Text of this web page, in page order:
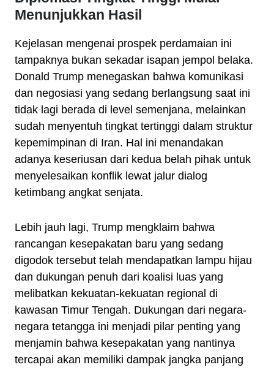
Menunjukkan Hasil
Kejelasan mengenai prospek perdamaian ini
tampaknya bukan sekadar isapan jempol belaka.
Donald Trump menegaskan bahwa komunikasi
dan negosiasi yang sedang berlangsung saat ini
tidak lagi berada di level semenjana, melainkan
sudah menyentuh tingkat tertinggi dalam struktur
kepemimpinan di Iran. Hal ini menandakan
adanya keseriusan dari kedua belah pihak untuk
menyelesaikan konflik lewat jalur dialog
ketimbang angkat senjata.
Lebih jauh lagi, Trump mengklaim bahwa
rancangan kesepakatan baru yang sedang
digodok tersebut telah mendapatkan lampu hijau
dan dukungan penuh dari koalisi luas yang
melibatkan kekuatan-kekuatan regional di
kawasan Timur Tengah. Dukungan dari negara-
negara tetangga ini menjadi pilar penting yang
menjamin bahwa kesepakatan yang nantinya
tercapai akan memiliki dampak jangka panjang